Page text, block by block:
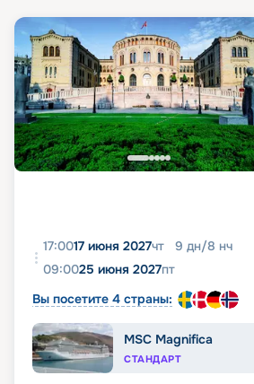
17:0017 июня 2027чт 9 дн/8 нч
09:0025 июня 2027пт
Вы посетите 4 страны:
MSC Magnifica
СТАНДАРТ